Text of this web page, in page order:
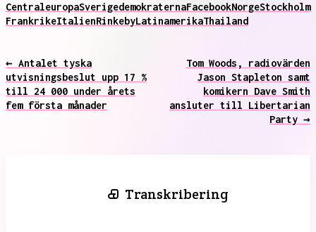
CentraleuropaSverigedemokraternaFacebookNorgeStockholm
FrankrikeItalienRinkebyLatinamerikaThailand
← Antalet tyska
utvisningsbeslut upp 17 %
till 24 000 under årets
fem första månader
Tom Woods, radiovärden
Jason Stapleton samt
komikern Dave Smith
ansluter till Libertarian
Party →
Transkribering